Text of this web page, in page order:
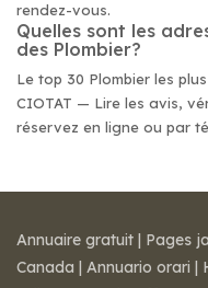
rendez-vous.
Quelles sont les
des Plombier?
Le top 30 Plombier les
CIOTAT — Lire les avis,
réservez en ligne ou par
Annuaire gratuit | Pages
Canada | Annuario orari |